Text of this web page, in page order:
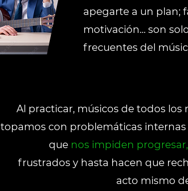
apegarte a un plan;
motivación... son
frecuentes del
Al practicar, músicos de todos los
topamos con problemáticas internas
que nos impiden progresar,
frustrados y hasta hacen que
acto mismo